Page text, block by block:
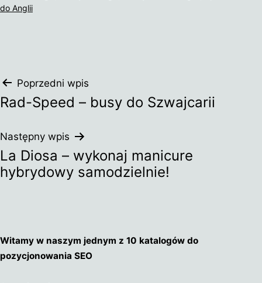
do Anglii
Nawigacja
wpisu
Poprzedni wpis
Rad-Speed – busy do Szwajcarii
Następny wpis
La Diosa – wykonaj manicure
hybrydowy samodzielnie!
Witamy w naszym jednym z 10 katalogów do
pozycjonowania SEO